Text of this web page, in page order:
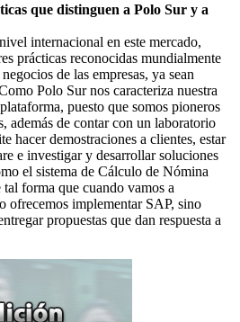
que distinguen a Polo Sur y a
internacional en este mercado,
prácticas reconocidas mundialmente
de las empresas, ya sean
Polo Sur nos caracteriza nuestra
puesto que somos pioneros
además de contar con un laboratorio
hacer demostraciones a clientes, estar
e investigar y desarrollar soluciones
el sistema de Cálculo de Nómina
forma que cuando vamos a
ofrecemos implementar SAP, sino
propuestas que dan respuesta a